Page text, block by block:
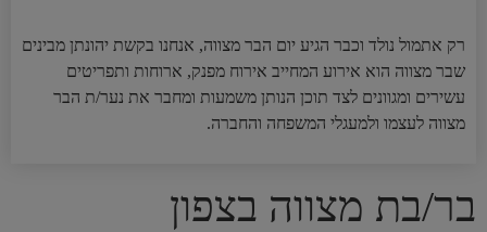
רק אתמול נולד וכבר הגיע יום הבר מצווה, אנחנו בקשת יהונתן מבינים
שבר מצווה הוא אירוע המחייב אירוח מפנק, ארוחות ותפריטים
עשירים ומגוונים לצד תוכן הנותן משמעות ומחבר את נער/ת הבר
מצווה לעצמו ולמעגלי המשפחה והחברה.
בר/בת מצווה בצפון